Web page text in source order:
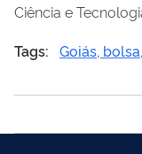
Ciência e
Tags: Goiás,